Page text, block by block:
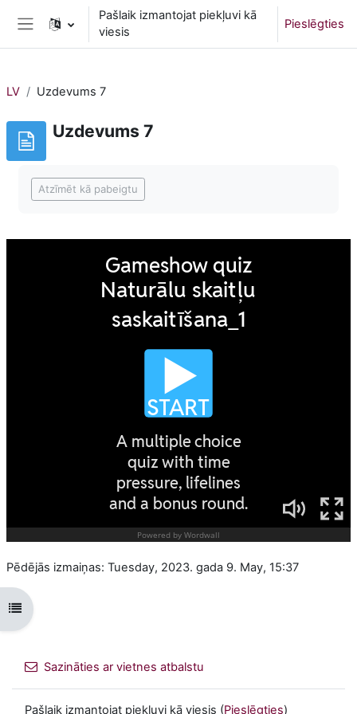
Atvērt galveno saturu
Sānu panelis
Pašlaik izmantojat piekļuvi kā
viesis
Pieslēgties
Atvērt kursu indeksu
LV Uzdevums 7
Uzdevums 7
Atzīmēt kā pabeigtu
Pēdējās izmaiņas: Tuesday, 2023. gada 9. May, 15:37
Sazināties ar vietnes atbalstu
Pašlaik izmantojat piekļuvi kā viesis (Pieslēgties)